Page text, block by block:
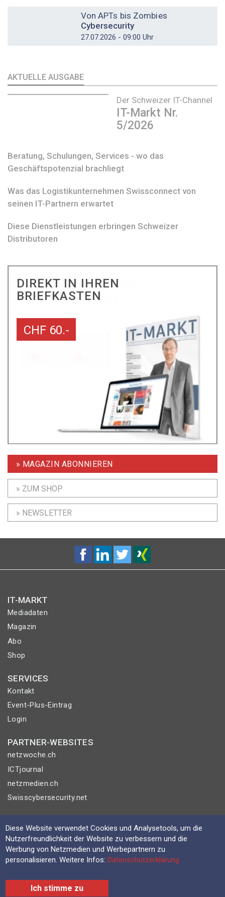
Von APTs bis Zombies
Cybersecurity
27.07.2026 - 09:00 Uhr
AKTUELLE AUSGABE
Der Schweizer IT-Channel
IT-Markt Nr.
5/2026
Beratung, Schulungen, Services - wo das
Geschäftspotenzial brachliegt
Was das Logistikunternehmen Swissconnect von
seinen IT-Partnern erwartet
Diese Dienstleistungen erbringen Schweizer
Distributoren
DIREKT IN IHREN
BRIEFKASTEN
CHF 60.-
» MAGAZIN ABONNIEREN
» ZUM SHOP
» NEWSLETTER
IT-MARKT
Mediadaten
Magazin
Abo
Shop
SERVICES
Kontakt
Event-Plus-Eintrag
Login
PARTNER-WEBSITES
netzwoche.ch
ICTjournal
netzmedien.ch
Swisscybersecurity.net
Impressum
AGB
Nutzungsbestimmungen
Diese Website verwendet Cookies und Analysetools, um die
Nutzerfreundlichkeit der Website zu verbessern und die
Werbung von Netzmedien und Werbepartnern zu
personalisieren. Weitere Infos:Datenschutzerklärung
Ich stimme zu